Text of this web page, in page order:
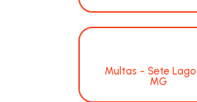
Multas - Sete
MG